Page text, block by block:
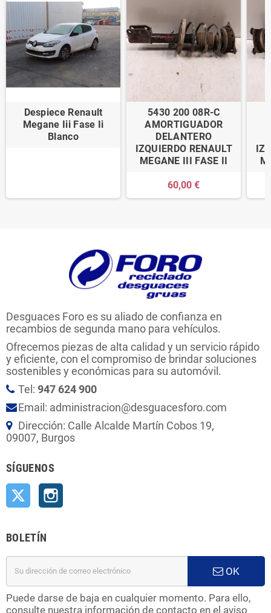
Despiece Renault
Megane Iii Fase Ii
Blanco
5430 200 08R-C
AMORTIGUADOR
DELANTERO
IZQUIERDO RENAULT
MEGANE III FASE II
60,00 €
Desguaces Foro es su aliado de confianza en
recambios de segunda mano para vehículos.
Ofrecemos piezas de alta calidad y un servicio rápido
y eficiente, con el compromiso de brindar soluciones
sostenibles y económicas para su automóvil.
Tel: 947 624 900
Email: administracion@desguacesforo.com
Dirección: Calle Alcalde Martín Cobos 19,
09007, Burgos
SÍGUENOS
Twitter
BOLETÍN
OK
Puede darse de baja en cualquier momento. Para ello,
consulte nuestra información de contacto en el aviso